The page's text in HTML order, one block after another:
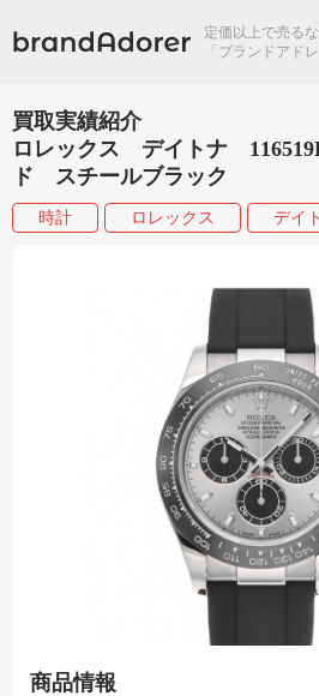
定価以上で売る
「ブランドアドレ
買取実績紹介
ロレックス デイトナ
ド スチールブラック
時計 ロレックス デイ
商品情報